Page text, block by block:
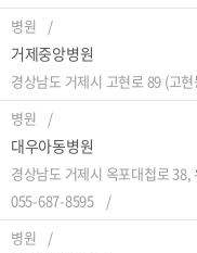
병원
거제중앙병원
경상남도 거제시 고현로 89 (고현
병원
대우아동병원
경상남도 거제시 옥포대첩로
055-687-8595
병원